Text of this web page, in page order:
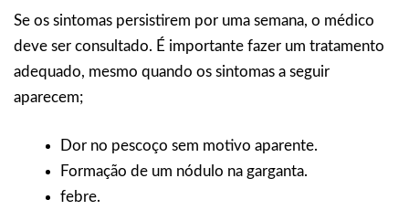
Se os sintomas persistirem por uma semana, o médico
deve ser consultado. É importante fazer um tratamento
adequado, mesmo quando os sintomas a seguir
aparecem;
Dor no pescoço sem motivo aparente.
Formação de um nódulo na garganta.
febre.